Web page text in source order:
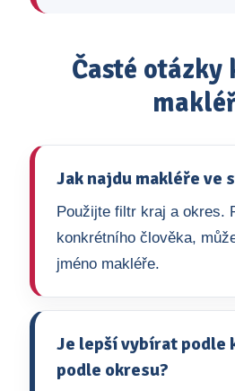
Časté otázky
Jak najdu makléře ve
Použijte filtr kraj a okres.
konkrétního člověka,
jméno makléře.
Je lepší vybírat podle
podle okresu?